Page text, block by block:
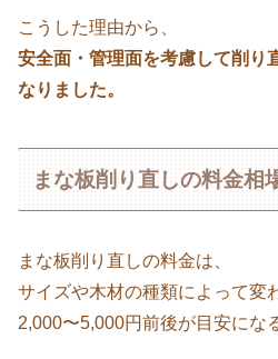
こうした理由から、
安全面・管理面を考慮して削り
なりました。
まな板削り直しの料金相
まな板削り直しの料金は、
サイズや木材の種類によって変
2,000〜5,000円前後が目安にな